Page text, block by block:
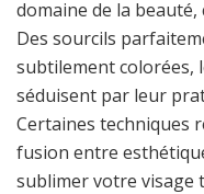
domaine de la beauté,
Des sourcils
subtilement colorées,
séduisent par leur
Certaines techniques
fusion entre
sublimer votre visage